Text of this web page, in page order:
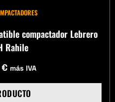
compactador Lebrero
Rahile
€ más IVA